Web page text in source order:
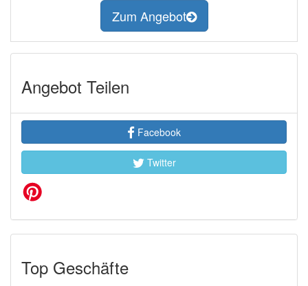
Zum Angebot
Angebot Teilen
Facebook
Twitter
Top Geschäfte